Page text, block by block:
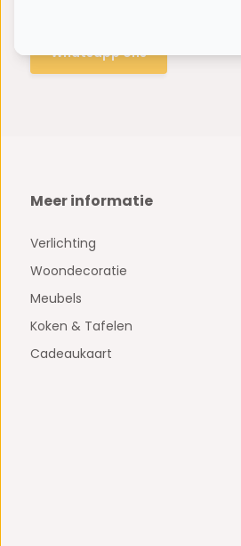
Whatsapp ons
Meer informatie
Verlichting
Woondecoratie
Meubels
Koken & Tafelen
Cadeaukaart